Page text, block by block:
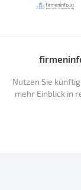
Nutzen Sie
mehr Einblick in